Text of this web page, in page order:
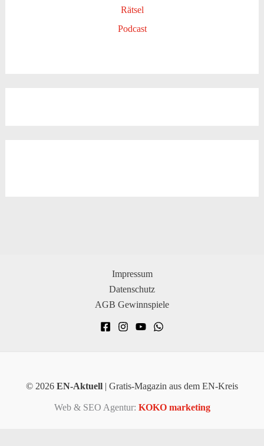
Rätsel
Podcast
Impressum
Datenschutz
AGB Gewinnspiele
© 2026 EN-Aktuell | Gratis-Magazin aus dem EN-Kreis
Web & SEO Agentur: KOKO marketing